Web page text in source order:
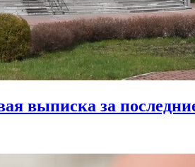
выписка за